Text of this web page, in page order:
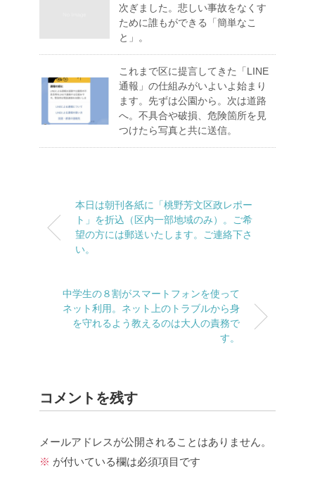
次ぎました。悲しい事故をなくす
ために誰もができる「簡単なこ
と」。
これまで区に提言してきた「LINE
通報」の仕組みがいよいよ始まり
ます。先ずは公園から。次は道路
へ。不具合や破損、危険箇所を見
つけたら写真と共に送信。
本日は朝刊各紙に「桃野芳文区政レポー
ト」を折込（区内一部地域のみ）。ご希
望の方には郵送いたします。ご連絡下さ
い。
中学生の８割がスマートフォンを使って
ネット利用。ネット上のトラブルから身
を守れるよう教えるのは大人の責務で
す。
コメントを残す
メールアドレスが公開されることはありません。
※ が付いている欄は必須項目です